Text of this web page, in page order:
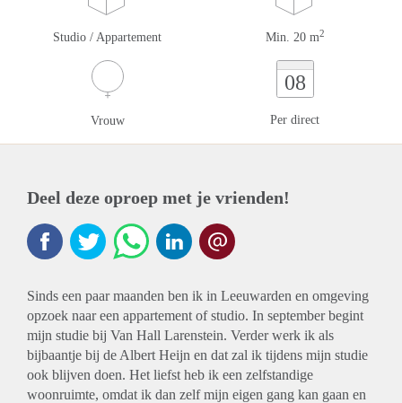
Studio / Appartement Min. 20 m2
Vrouw
08
Per direct
Deel deze oproep met je vrienden!
Sinds een paar maanden ben ik in Leeuwarden en omgeving
opzoek naar een appartement of studio. In september begint
mijn studie bij Van Hall Larenstein. Verder werk ik als
bijbaantje bij de Albert Heijn en dat zal ik tijdens mijn studie
ook blijven doen. Het liefst heb ik een zelfstandige
woonruimte, omdat ik dan zelf mijn eigen gang kan gaan en